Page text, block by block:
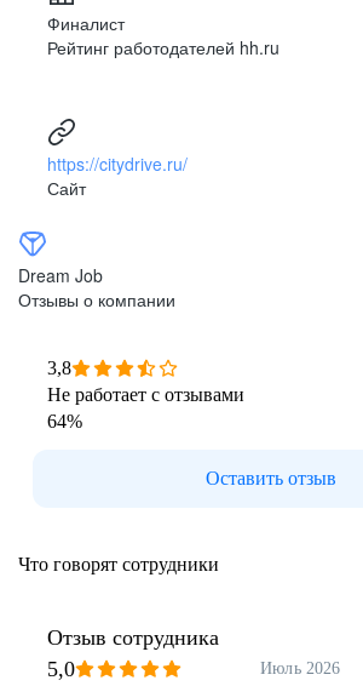
Финалист
Рейтинг работодателей hh.ru
https://citydrive.ru/
Сайт
Dream Job
Отзывы о компании
3,8
Не работает с отзывами
64%
Оставить отзыв
Что говорят сотрудники
Отзыв сотрудника
5,0
Июль 2026